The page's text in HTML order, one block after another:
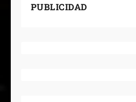
PUBLICIDAD